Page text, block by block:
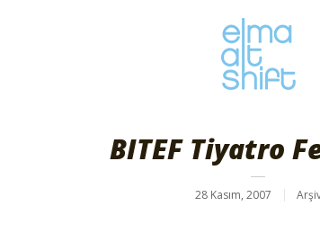
BITEF Tiyatro
28 Kasım, 2007